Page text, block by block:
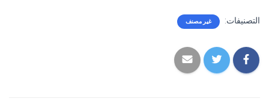
التصنيفات: غير مصنف